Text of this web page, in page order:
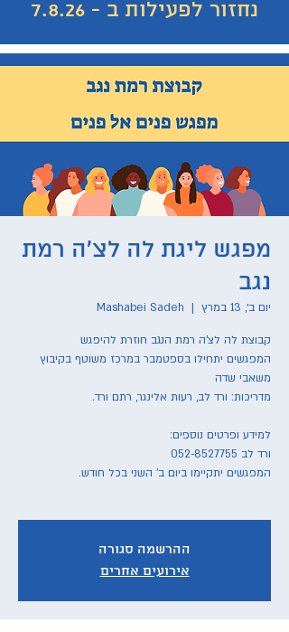
נחזור לפעילות ב - 7.8.26
מפגש ליגת לה לצ'ה רמת
נגב
יום ב׳, 13 במרץ
  |
Mashabei Sadeh
המפגשים יתחילו בספטמבר במרכז משוטף בקיבוץ
ההרשמה סגורה
אירועים אחרים